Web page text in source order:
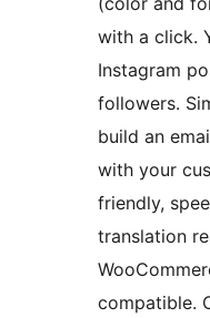
with a click.
Instagram
followers.
build an
with your
friendly,
translation
compatible.